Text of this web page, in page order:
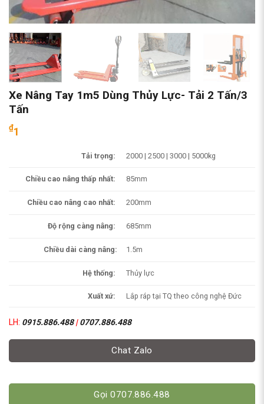
Xe Nâng Tay 1m5 Dùng Thủy Lực- Tải 2 Tấn/3
Tấn
₫1
Tải trọng: 2000 | 2500 | 3000 | 5000kg
Chiều cao nâng thấp nhất: 85mm
Chiều cao nâng cao nhất: 200mm
Độ rộng càng nâng: 685mm
Chiều dài càng nâng: 1.5m
Hệ thống: Thủy lực
Xuất xứ: Lắp ráp tại TQ theo công nghệ Đức
LH: 0915.886.488|0707.886.488
Chat Zalo
Gọi 0707.886.488